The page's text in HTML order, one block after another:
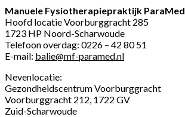
Manuele Fysiotherapiepraktijk ParaMed
Hoofd locatie Voorburggracht 285
1723 HP Noord-Scharwoude
Telefoon overdag: 0226 – 42 80 51
E-mail: balie@mf-paramed.nl
Nevenlocatie:
Gezondheidscentrum Voorburggracht
Voorburggracht 212, 1722 GV
Zuid-Scharwoude